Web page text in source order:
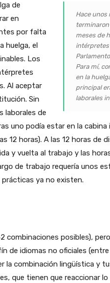
Hace unos
meses de
intérpretes
Para mí,
en la
principal
laborales
de
en
por falta
huelga, el
Los
Al aceptar
Sin
laborales de
uno podía estar en la
12 horas). A las 12 horas de
y vuelta al trabajo y las
de trabajo requería unos
ya no existen.
combinaciones posibles),
de idiomas no oficiales
la combinación lingüística y
que tienen que reaccionar lo